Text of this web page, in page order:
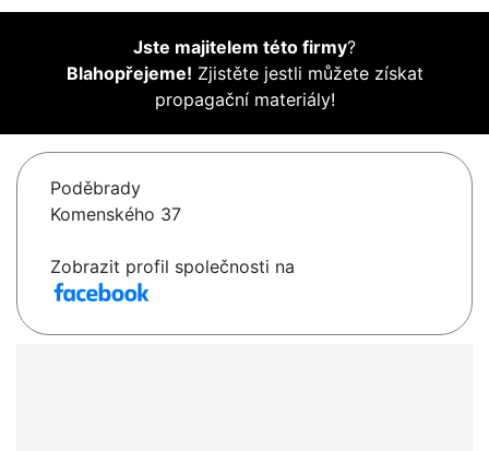
Jste majitelem této firmy?
Blahopřejeme! Zjistěte jestli můžete získat
propagační materiály!
Poděbrady
Komenského 37
Zobrazit profil společnosti na